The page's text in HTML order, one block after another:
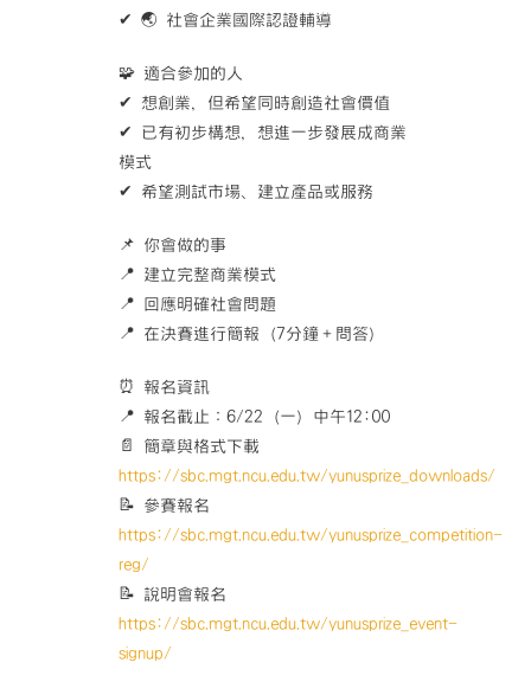
✔ 🌏 社會企業國際認證輔導
🧩 適合參加的人
✔ 想創業，但希望同時創造社會價值
✔ 已有初步構想，想進一步發展成商業
模式
✔ 希望測試市場、建立產品或服務
📌 你會做的事
📍 建立完整商業模式
📍 回應明確社會問題
📍 在決賽進行簡報（7分鐘＋問答）
⏰ 報名資訊
📍 報名截止：6/22（一）中午12:00
📄 簡章與格式下載
https://sbc.mgt.ncu.edu.tw/yunusprize_downloads/
📝 參賽報名
https://sbc.mgt.ncu.edu.tw/yunusprize_competition-
reg/
📝 說明會報名
https://sbc.mgt.ncu.edu.tw/yunusprize_event-
signup/